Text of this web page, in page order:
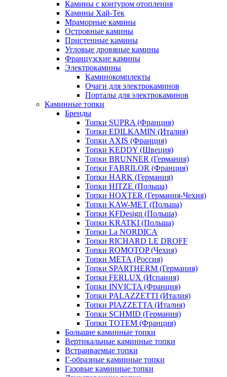
Камины с контуром отопления
Камины Хай-Тек
Мраморные камины
Островные камины
Пристенные камины
Угловые дровяные камины
Французские камины
Электрокамины
Каминокомплекты
Очаги для электрокаминов
Порталы для электрокаминов
Каминные топки
Бренды
Топки SUPRA (Франция)
Топки EDILKAMIN (Италия)
Топки AXIS (Франция)
Топки KEDDY (Швеция)
Топки BRUNNER (Германия)
Топки FABRILOR (Франция)
Топки HARK (Германия)
Топки HITZE (Польша)
Топки HOXTER (Германия-Чехия)
Топки KAW-MET (Польша)
Топки KFDesign (Польша)
Топки KRATKI (Польша)
Топки La NORDICA
Топки RICHARD LE DROFF
Топки ROMOTOP (Чехия)
Топки МЕТА (Россия)
Топки SPARTHERM (Германия)
Топки FERLUX (Испания)
Топки INVICTA (Франция)
Топки PALAZZETTI (Италия)
Топки PIAZZETTA (Италия)
Топки SCHMID (Германия)
Топки TOTEM (Франция)
Большие каминные топки
Вертикальные каминные топки
Встраиваемые топки
Г-образные каминные топки
Газовые каминные топки